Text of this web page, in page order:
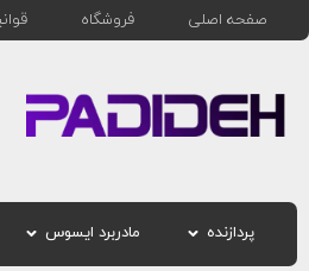
صفحه اصلی فروشگاه
پردازنده مادربرد ایسوس